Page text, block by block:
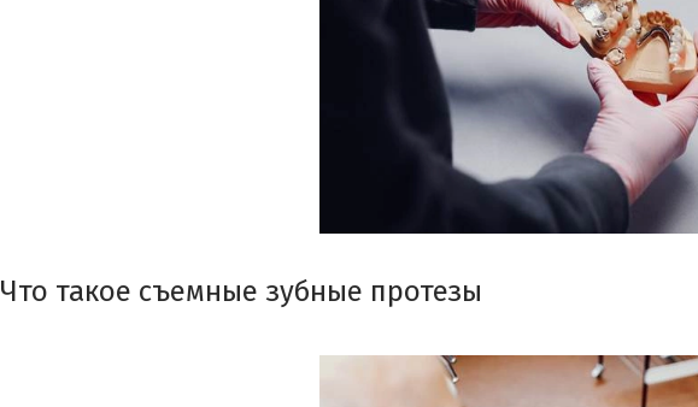
Что такое съемные зубные протезы